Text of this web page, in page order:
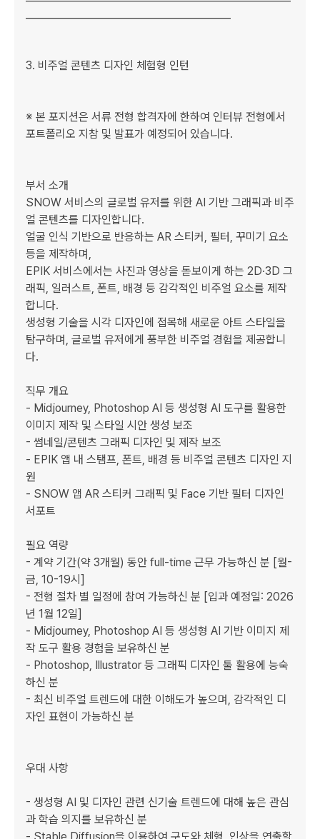
﻿﻿﻿3. 비주얼 콘텐츠 디자인 체험형 인턴
※ 본 포지션은 서류 전형 합격자에 한하여 인터뷰 전형에서
포트폴리오 지참 및 발표가 예정되어 있습니다.
부서 소개
SNOW 서비스의 글로벌 유저를 위한 AI 기반 그래픽과 비주
얼 콘텐츠를 디자인합니다.
얼굴 인식 기반으로 반응하는 AR 스티커, 필터, 꾸미기 요소
등을 제작하며,
EPIK 서비스에서는 사진과 영상을 돋보이게 하는 2D·3D 그
래픽, 일러스트, 폰트, 배경 등 감각적인 비주얼 요소를 제작
합니다.
생성형 기술을 시각 디자인에 접목해 새로운 아트 스타일을
탐구하며, 글로벌 유저에게 풍부한 비주얼 경험을 제공합니
다.
직무 개요
- Midjourney, Photoshop AI 등 생성형 AI 도구를 활용한
이미지 제작 및 스타일 시안 생성 보조
- 썸네일/콘텐츠 그래픽 디자인 및 제작 보조
- EPIK 앱 내 스탬프, 폰트, 배경 등 비주얼 콘텐츠 디자인 지
원
- SNOW 앱 AR 스티커 그래픽 및 Face 기반 필터 디자인
서포트
필요 역량
- 계약 기간(약 3개월) 동안 full-time 근무 가능하신 분 [월-
금, 10-19시]
- 전형 절차 별 일정에 참여 가능하신 분 [입과 예정일: 2026
년 1월 12일]
- Midjourney, Photoshop AI 등 생성형 AI 기반 이미지 제
작 도구 활용 경험을 보유하신 분
- Photoshop, Illustrator 등 그래픽 디자인 툴 활용에 능숙
하신 분
- 최신 비주얼 트렌드에 대한 이해도가 높으며, 감각적인 디
자인 표현이 가능하신 분
우대 사항
- 생성형 AI 및 디자인 관련 신기술 트렌드에 대해 높은 관심
과 학습 의지를 보유하신 분